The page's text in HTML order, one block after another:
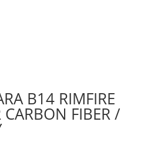
B14 RIMFIRE
FIBER /